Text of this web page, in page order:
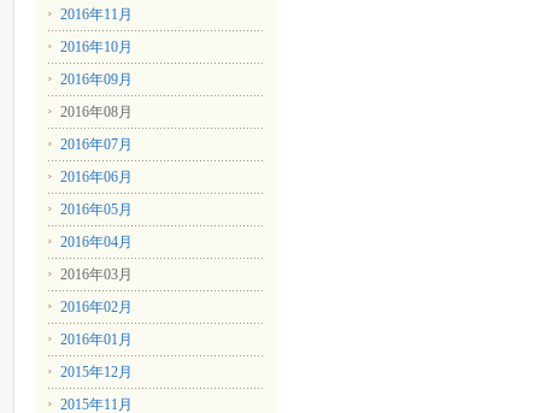
2016年11月
2016年10月
2016年09月
2016年08月
2016年07月
2016年06月
2016年05月
2016年04月
2016年03月
2016年02月
2016年01月
2015年12月
2015年11月